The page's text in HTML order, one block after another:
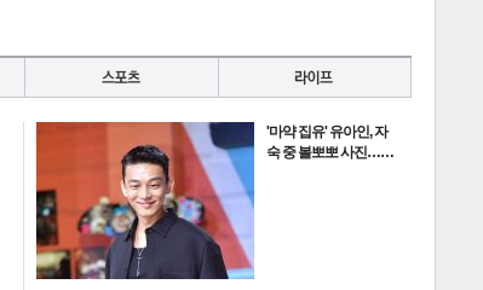
'마약 집유' 유아인, 자
숙 중 볼뽀뽀 사진……